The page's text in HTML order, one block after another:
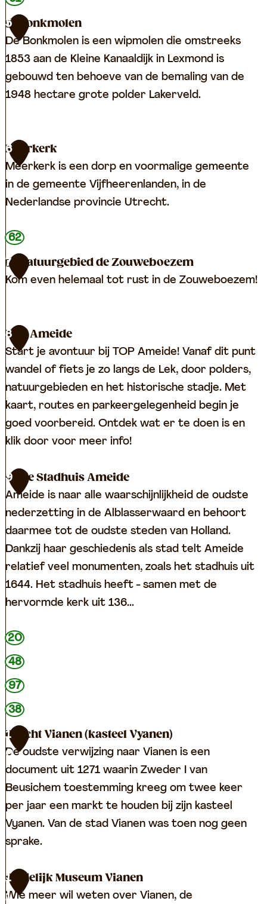
a
s
b
l
a
z
i
L
e
e
d
e
d
w
a
l
m
M
u
i
z
n
t
o
n
t
j
e
s
|
L
e
r
d
a
m
5 Bonkmolen
De Bonkmolen is een wipmolen die omstreeks
1853 aan de Kleine Kanaaldijk in Lexmond is
gebouwd ten behoeve van de bemaling van de
1948 hectare grote polder Lakerveld.
B
o
n
k
o
e
n
6
Meerkerk
Meerkerk is een dorp en voormalige gemeente
in de gemeente Vijfheerenlanden, in de
Nederlandse provincie Utrecht.
M
e
e
e
r
62
7 Natuurgebied de Zouweboezem
Kom even helemaal tot rust in de Zouweboezem!
N
a
u
g
b
d
d
Z
o
w
b
o
e
e
m
8
TOP Ameide
Start je avontuur bij TOP Ameide! Vanaf dit punt
wandel of fiets je zo langs de Lek, door polders,
natuurgebieden en het historische stadje. Met
kaart, routes en parkeergelegenheid begin je
goed voorbereid. Ontdek wat er te doen is en
klik door voor meer info!
T
O
P
A
m
e
i
d
9
Oude Stadhuis Ameide
Ameide is naar alle waarschijnlijkheid de oudste
nederzetting in de Alblasserwaard en behoort
daarmee tot de oudste steden van Holland.
Dankzij haar geschiedenis als stad telt Ameide
relatief veel monumenten, zoals het stadhuis uit
1644. Het stadhuis heeft - samen met de
hervormde kerk uit 136...
O
u
e
S
t
a
d
h
i
m
e
20
48
97
38
1
0
Burcht Vianen (kasteel Vyanen)
De oudste verwijzing naar Vianen is een
document uit 1271 waarin Zweder I van
Beusichem toestemming kreeg om twee keer
per jaar een markt te houden bij zijn kasteel
Vyanen. Van de stad Vianen was toen nog geen
sprake.
B
u
1
1
Stedelijk Museum Vianen
Wie meer wil weten over Vianen, de